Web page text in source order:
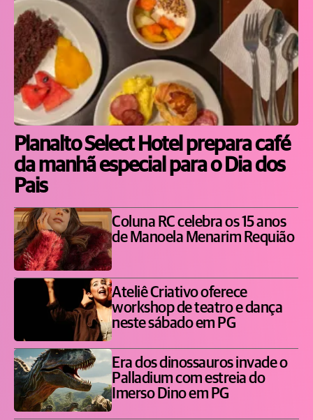
Planalto Select Hotel prepara café
da manhã especial para o Dia dos
Pais
Coluna RC celebra os 15 anos
de Manoela Menarim Requião
Ateliê Criativo oferece
workshop de teatro e dança
neste sábado em PG
Era dos dinossauros invade o
Palladium com estreia do
Imerso Dino em PG